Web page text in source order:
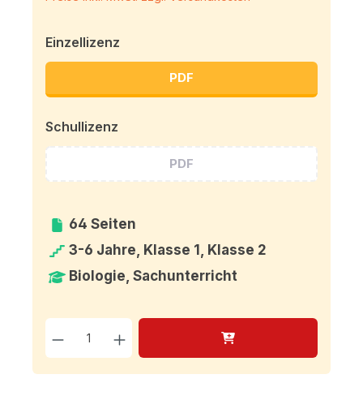
Einzellizenz
PDF
Schullizenz
PDF
64 Seiten
3-6 Jahre, Klasse 1, Klasse 2
Biologie, Sachunterricht
Produkt Anzahl: Gib den